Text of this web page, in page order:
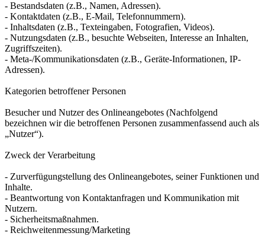
- Bestandsdaten (z.B., Namen, Adressen).
- Kontaktdaten (z.B., E-Mail, Telefonnummern).
- Inhaltsdaten (z.B., Texteingaben, Fotografien, Videos).
- Nutzungsdaten (z.B., besuchte Webseiten, Interesse an Inhalten,
Zugriffszeiten).
- Meta-/Kommunikationsdaten (z.B., Geräte-Informationen, IP-
Adressen).
Kategorien betroffener Personen
Besucher und Nutzer des Onlineangebotes (Nachfolgend
bezeichnen wir die betroffenen Personen zusammenfassend auch als
„Nutzer“).
Zweck der Verarbeitung
- Zurverfügungstellung des Onlineangebotes, seiner Funktionen und
Inhalte.
- Beantwortung von Kontaktanfragen und Kommunikation mit
Nutzern.
- Sicherheitsmaßnahmen.
- Reichweitenmessung/Marketing